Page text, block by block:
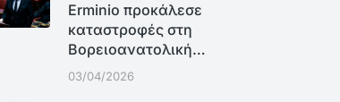
Erminio προκάλεσε
καταστροφές στη
Βορειοανατολική…
03/04/2026